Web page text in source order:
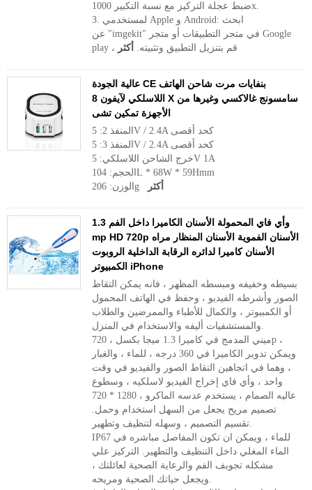
ضبط عجلة التركيز مع نسبة التكبير 1000x.
3. لمستخدمي Apple و Android: ابحث
عن "imgekit" في متجر التطبيقات أو متجر Google
play ، قم بتنزيل التطبيق وتثبيته. أكثر
عالية الجودة CE بنفايات مرت شاحن الهاتف
اللاسلكي لآيفون 8 X سامسونج غالاكسي وغيرها من
الأجهزة تمكين تشى
المنفذ 2: 5V / 2.4A كحد أقصى
المنفذ 3: 5V / 2.4A كحد أقصى
خرج الشاحن اللاسلكي: 5V 1A
الحجم: 104L * 68W * 59Hmm
الوزن: 206g
أكثر
وأي فاي المحمولة الأسنان الكاميرا داخل الفم 1.3
mp HD 720p الأسنان الفموية الأسنان المنظار مراه
الأسنان كاميرا لدائره الرقابة الداخلية الروبوت
الكمبيوتر iPhone
بسيطه وخفيفه ومبسطه المظهر ، فانه يمكن التقاط
الصور وأشرطه الفيديو ، وحفظ في الهاتف المحمول
أو الكمبيوتر ، والكمال للأطباء والممرضين والطلاب
والمستشفيات أليفه والاستخدام في المنزل.
ميني المدمج في كاميرا 1.3 ميجا بكسل ، 720p ،
ويمكن تدوير الكاميرا في 360 درجه ، للماء ، والغبار
، وهما في اتجاهين التقاط الصور والفيديو في وقت
واحد ، وأي فاي إخراج الفيديو لاسلكيه ، وسطوع
عاليه الصمام ، يستخدم عدسه الماكرو ، 1280 * 720
تصميم مريح يجعل من السهل استخدام وحمل.
تقسيم التصميم ، وسهله لتنظيف وتطهير.
IP67 للماء ، ويمكن ان تكون المفاصل مباشره في
الماء المغلي داخل التنظيف والتطهير. التركيز علي
مشكله تجويف الفم والرعاية الصحية لعائلتك ،
ويجعل حياتك الصحية ومريحه.